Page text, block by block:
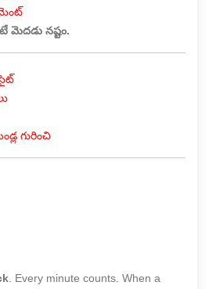
మెదడు నష్టం.
గురించి
. Every minute counts. When a